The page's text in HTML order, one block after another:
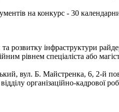
на конкурс - 30
розвитку інфраструктури
рівнем спеціаліста або
вул. Б. Майстренка, 6, 2-й
організаційно-кадрової